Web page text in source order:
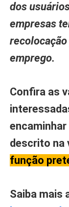
dos
empresas
emprego.
Confira as
encaminhar
descrito na
função
Saiba mais